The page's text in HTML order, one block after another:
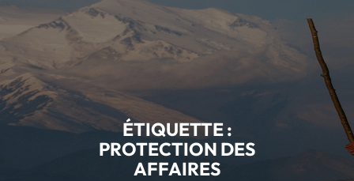
ÉTIQUETTE :
PROTECTION DES
AFFAIRES